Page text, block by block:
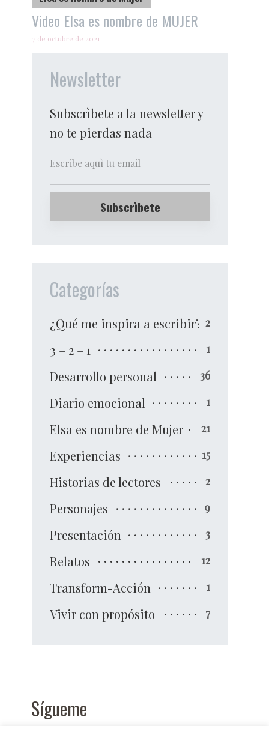
Video Elsa es nombre de MUJER
7 de octubre de 2021
Newsletter
Subscrìbete a la newsletter y
no te pierdas nada
Categorías
¿Qué me inspira a escribir? 2
3 – 2 – 1 1
Desarrollo personal 36
Diario emocional 1
Elsa es nombre de Mujer 21
Experiencias 15
Historias de lectores 2
Personajes 9
Presentación 3
Relatos 12
Transform-Acción 1
Vivir con propósito 7
Sígueme